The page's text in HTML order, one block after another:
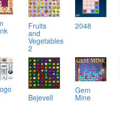
Fruits
and
Vegetables
2
2048
Bejevell
Gem
Mine